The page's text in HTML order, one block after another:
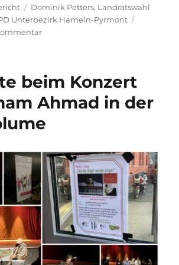
am
Schlagwörter
Dominik Petters, Landratswahl
Unterbezirk Hameln-Pyrmont
zu
stellt
in
Hameln
den
der
Bevölkerung
Kurzbericht
zu
einer
SPD
Veranstaltung
beim Konzert
Ahmad in der